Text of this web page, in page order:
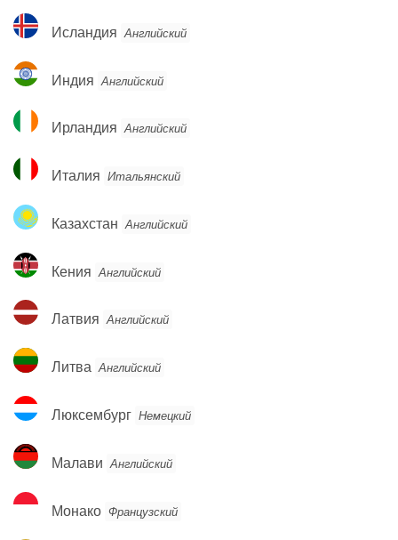
Исландия
Исландия Английский
Индия
Индия Английский
Ирландия
Ирландия Английский
Италия
Италия Итальянский
Казахстан
Казахстан Английский
Кения
Кения Английский
Латвия
Латвия Английский
Литва
Литва Английский
Люксембург
Люксембург Немецкий
Малави
Малави Английский
Монако
Монако Французский